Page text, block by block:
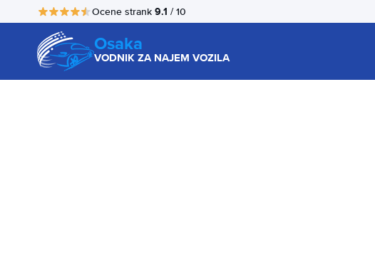
Ocene strank 9.1 / 10
Osaka
VODNIK ZA NAJEM VOZILA